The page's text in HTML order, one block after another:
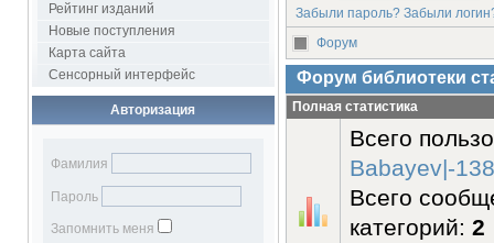
Рейтинг изданий
Новые поступления
Карта сайта
Сенсорный интерфейс
Авторизация
Фамилия
Пароль
Запомнить меня
Забыли пароль? Забыли
Форум
Форум библиотеки
Полная статистика
Всего
Babayev|-
Всего
категорий: 2